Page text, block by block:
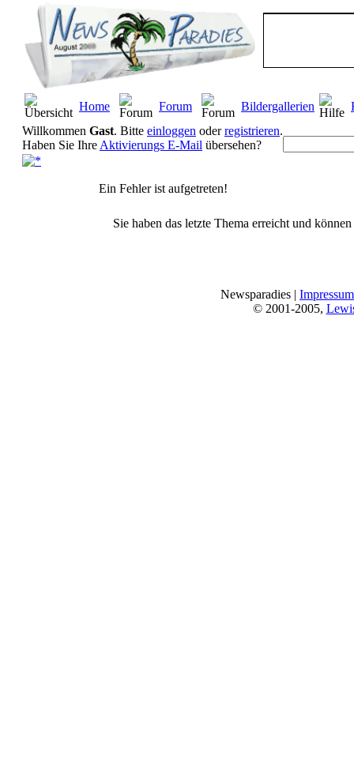
Home Forum Bildergallerien
Willkommen Gast. Bitte einloggen oderregistrieren.
Haben Sie Ihre Aktivierungs E-Mail übersehen?
Ein Fehler ist aufgetreten!
Sie haben das letzte Thema erreicht und
Newsparadies | Impressum
© 2001-2005,